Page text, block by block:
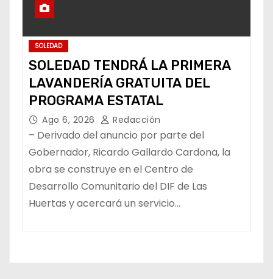
SOLEDAD
SOLEDAD TENDRÁ LA PRIMERA
LAVANDERÍA GRATUITA DEL
PROGRAMA ESTATAL
Ago 6, 2026 Redacción
– Derivado del anuncio por parte del
Gobernador, Ricardo Gallardo Cardona, la
obra se construye en el Centro de
Desarrollo Comunitario del DIF de Las
Huertas y acercará un servicio…